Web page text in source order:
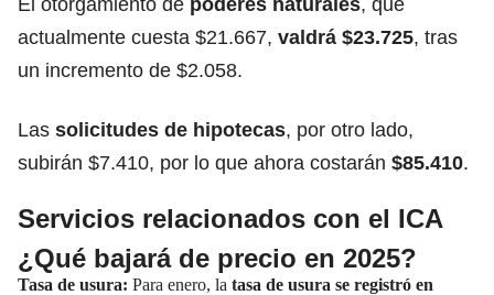
actualmente cuesta $21.667, valdrá $23.725, tras
un incremento de $2.058.
Las solicitudes de hipotecas, por otro lado,
subirán $7.410, por lo que ahora costarán $85.410.
Servicios relacionados con el ICA
¿Qué bajará de precio en 2025?
Tasa de usura: Para enero, la tasa de usura se registró en